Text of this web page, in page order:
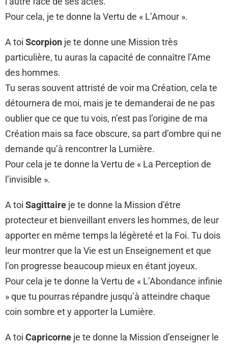
Pour cela, je te donne la Vertu de « L’Amour ».
A toi Scorpion je te donne une Mission très
particulière, tu auras la capacité de connaître l’Ame
des hommes.
Tu seras souvent attristé de voir ma Création, cela te
détournera de moi, mais je te demanderai de ne pas
oublier que ce que tu vois, n’est pas l’origine de ma
Création mais sa face obscure, sa part d’ombre qui ne
demande qu’à rencontrer la Lumière.
Pour cela je te donne la Vertu de « La Perception de
l’invisible ».
A toi Sagittaire je te donne la Mission d’être
protecteur et bienveillant envers les hommes, de leur
apporter en même temps la légèreté et la Foi. Tu dois
leur montrer que la Vie est un Enseignement et que
l’on progresse beaucoup mieux en étant joyeux.
Pour cela je te donne la Vertu de « L’Abondance infinie
» que tu pourras répandre jusqu’à atteindre chaque
coin sombre et y apporter la Lumière.
A toi Capricorne je te donne la Mission d’enseigner le